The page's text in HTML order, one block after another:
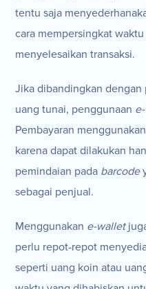
tentu saja
cara mempersingkat
menyelesaikan transaksi.
Jika dibandingkan dengan
uang tunai, penggunaan
Pembayaran menggunakan
karena dapat dilakukan
pemindaian pada barcode
sebagai penjual.
Menggunakan e-wallet
perlu repot-repot
seperti uang koin atau